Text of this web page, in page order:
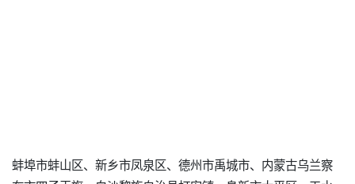
蚌埠市蚌山区、新乡市凤泉区、德州市禹城市、内蒙古乌兰察